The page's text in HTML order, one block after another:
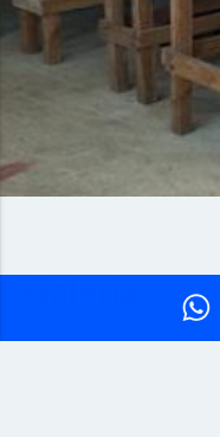
Galeria